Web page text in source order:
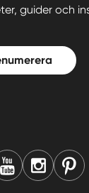
guider och